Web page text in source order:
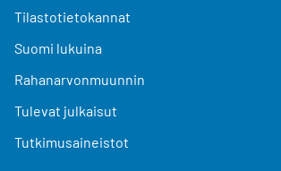
Tilastotietokannat
Suomi lukuina
Rahanarvonmuunnin
Tulevat julkaisut
Tutkimusaineistot